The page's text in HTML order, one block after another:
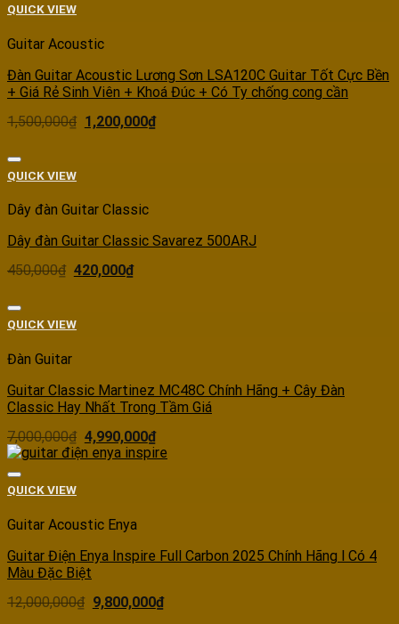
QUICK VIEW
Guitar Acoustic
Đàn Guitar Acoustic Lương Sơn LSA120C Guitar Tốt Cực Bền
+ Giá Rẻ Sinh Viên + Khoá Đúc + Có Ty chống cong cần
1,500,000₫ 1,200,000₫
QUICK VIEW
Dây đàn Guitar Classic
Dây đàn Guitar Classic Savarez 500ARJ
450,000₫ 420,000₫
QUICK VIEW
Đàn Guitar
Guitar Classic Martinez MC48C Chính Hãng + Cây Đàn
Classic Hay Nhất Trong Tầm Giá
7,000,000₫ 4,990,000₫
QUICK VIEW
Guitar Acoustic Enya
Guitar Điện Enya Inspire Full Carbon 2025 Chính Hãng l Có 4
Màu Đặc Biệt
12,000,000₫ 9,800,000₫